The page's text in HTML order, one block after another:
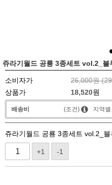
쥬라기월드 공룡 3종세트 vol.2_블
소비자가 26,000원 (29
상품가
18,520원
배송비 (조건) 지역별
쥬라기월드 공룡 3종세트 vol.2_
+1 -1